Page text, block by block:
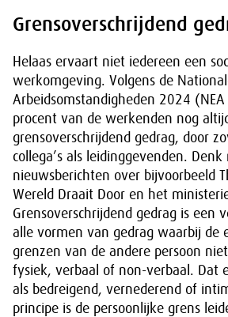
Grensoverschrijdend
Helaas ervaart niet iedereen een
werkomgeving. Volgens de
Arbeidsomstandigheden 2024
procent van de werkenden nog
grensoverschrijdend gedrag, door
collega’s als leidinggevenden.
nieuwsberichten over bijvoorbeeld
Wereld Draait Door en het
Grensoverschrijdend gedrag is een
alle vormen van gedrag waarbij de
grenzen van de andere persoon
fysiek, verbaal of non-verbaal. Dat
als bedreigend, vernederend of
principe is de persoonlijke grens